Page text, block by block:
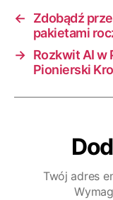
←
Zdobądź
pakietami
→ Rozkwit AI w
Pionierski
Twój adres